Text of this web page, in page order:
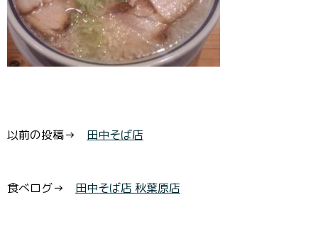
以前の投稿→ 田中そば店
食べログ→ 田中そば店 秋葉原店